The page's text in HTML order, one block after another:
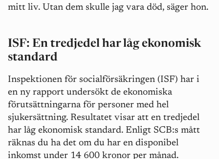
mitt liv. Utan dem skulle jag vara död, säger hon.
ISF: En tredjedel har låg ekonomisk
standard
Inspektionen för socialförsäkringen (ISF) har i
en ny rapport undersökt de ekonomiska
förutsättningarna för personer med hel
sjukersättning. Resultatet visar att en tredjedel
har låg ekonomisk standard. Enligt SCB:s mått
räknas du ha det om du har en disponibel
inkomst under 14 600 kronor per månad.